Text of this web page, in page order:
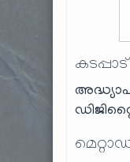
കടപ്പാട്